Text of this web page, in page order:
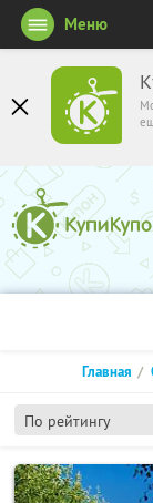
Меню
По рейтингу
Главная